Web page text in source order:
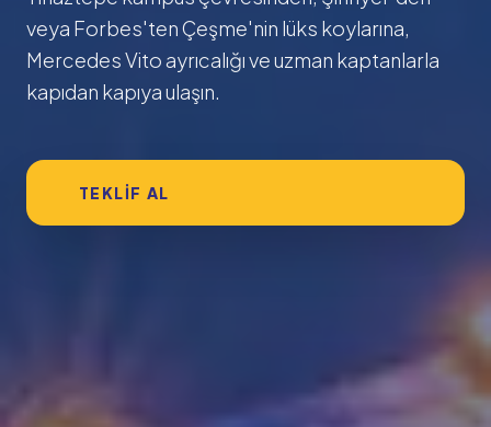
veya Forbes'ten Çeşme'nin lüks koylarına,
Mercedes Vito ayrıcalığı ve uzman kaptanlarla
kapıdan kapıya ulaşın.
TEKLIF AL